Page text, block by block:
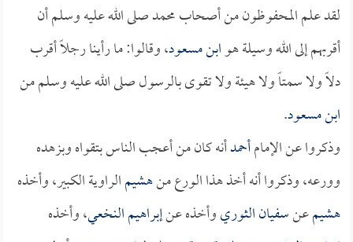
لقد علم المحفوظون من أصحاب محمد صلى الله عليه وسلم أن
أقربهم إلى الله وسيلة هوابن مسعود، وقالوا: ما رأينا رجلاً أقرب
دلاً ولا سمتاً ولا هيئة ولا تقوى بالرسول صلى الله عليه وسلم من
ابن مسعود.
وذكروا عن الإمامأحمدأنه كان من أعجب الناس بتقواه وبزهده
وورعه، وذكروا أنه أخذ هذا الورع منهشيمالراوية الكبير، وأخذه
هشيمعنسفيان الثوريوأخذه عنإبراهيم النخعي، وأخذه